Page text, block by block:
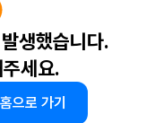
생했습니다.
세요.
홈으로 가기